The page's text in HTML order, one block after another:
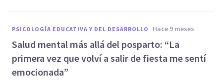
PSICOLOGÍA EDUCATIVA Y DEL DESARROLLO hace 9 meses
Salud mental más allá del posparto: “La
primera vez que volví a salir de fiesta me sentí
emocionada”